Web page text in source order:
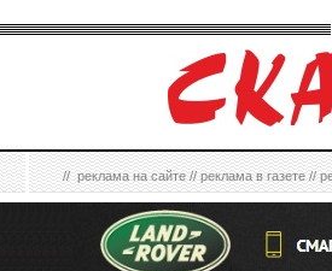
//реклама на сайте//реклама в газете//